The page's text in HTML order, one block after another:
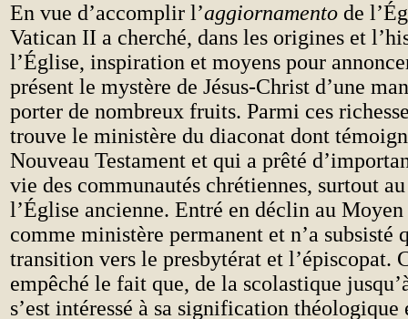
En vue d’accomplir l’aggiornamento de
Vatican II a cherché, dans les origines et
l’Église, inspiration et moyens pour
présent le mystère de Jésus-Christ d’une
porter de nombreux fruits. Parmi ces
trouve le ministère du diaconat dont
Nouveau Testament et qui a prêté
vie des communautés chrétiennes, surtout
l’Église ancienne. Entré en déclin au
comme ministère permanent et n’a subsisté
transition vers le presbytérat et l’épiscopat.
empêché le fait que, de la scolastique
s’est intéressé à sa signification théologique